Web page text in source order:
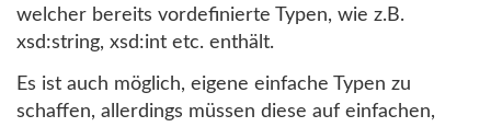
welcher bereits vordefinierte Typen, wie z.B.
xsd:string, xsd:int etc. enthält.
Es ist auch möglich, eigene einfache Typen zu
schaffen, allerdings müssen diese auf einfachen,